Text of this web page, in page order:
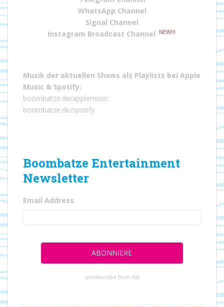
WhatsApp Channel
Signal Channel
Instagram Broadcast Channel
NEW!!!
Musik der aktuellen Shows als Playlists bei Apple
Music & Spotify:
boombatze.de/applemusic
boombatze.de/spotify
Boombatze Entertainment
Newsletter
Email Address
unsubscribe from list